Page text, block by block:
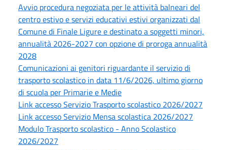
Avvio procedura negoziata per le attività balneari del
centro estivo e servizi educativi estivi organizzati dal
Comune di Finale Ligure e destinato a soggetti minori,
annualità 2026-2027 con opzione di proroga annualità
2028
Comunicazioni ai genitori riguardante il servizio di
trasporto scolastico in data 11/6/2026, ultimo giorno
di scuola per Primarie e Medie
Link accesso Servizio Trasporto scolastico 2026/2027
Link accesso Servizio Mensa scolastica 2026/2027
Modulo Trasporto scolastico - Anno Scolastico
2026/2027